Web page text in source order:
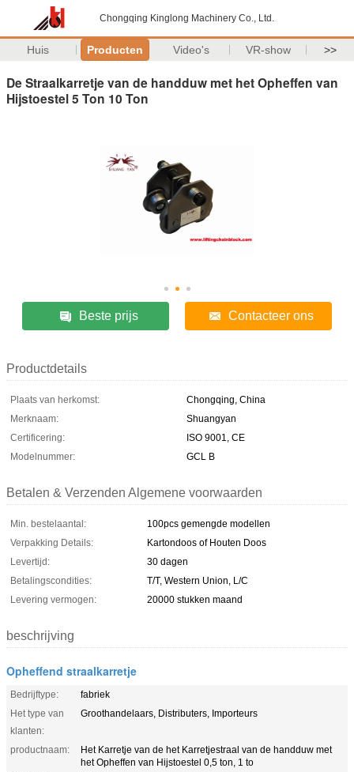
Chongqing Kinglong Machinery Co., Ltd.
Huis Producten Video's VR-show >>
De Straalkarretje van de handduw met het Opheffen van
Hijstoestel 5 Ton 10 Ton
Beste prijs Contacteer ons
Productdetails
Plaats van herkomst:
Chongqing, China
Merknaam:
Shuangyan
Certificering:
ISO 9001, CE
Modelnummer:
GCL B
Betalen & Verzenden Algemene voorwaarden
Min. bestelaantal:
100pcs gemengde modellen
Verpakking Details:
Kartondoos of Houten Doos
Levertijd:
30 dagen
Betalingscondities:
T/T, Western Union, L/C
Levering vermogen:
20000 stukken maand
beschrijving
Opheffend straalkarretje
Bedrijftype:
fabriek
Het type van
klanten:
Groothandelaars, Distributers, Importeurs
productnaam:
Het Karretje van de het Karretjestraal van de handduw met
het Opheffen van Hijstoestel 0,5 ton, 1 to